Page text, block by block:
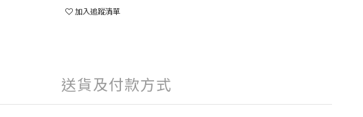
加入追蹤清單
送貨及付款方式